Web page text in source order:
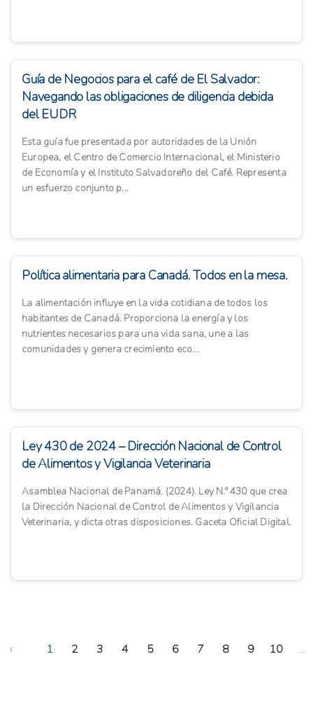
Guía de Negocios para el café de El Salvador:
Navegando las obligaciones de diligencia debida
del EUDR
Esta guía fue presentada por autoridades de la Unión
Europea, el Centro de Comercio Internacional, el Ministerio
de Economía y el Instituto Salvadoreño del Café. Representa
un esfuerzo conjunto p...
Política alimentaria para Canadá. Todos en la mesa.
La alimentación influye en la vida cotidiana de todos los
habitantes de Canadá. Proporciona la energía y los
nutrientes necesarios para una vida sana, une a las
comunidades y genera crecimiento eco...
Ley 430 de 2024 – Dirección Nacional de Control
de Alimentos y Vigilancia Veterinaria
Asamblea Nacional de Panamá. (2024). Ley N.º 430 que crea
la Dirección Nacional de Control de Alimentos y Vigilancia
Veterinaria, y dicta otras disposiciones. Gaceta Oficial Digital.
‹ 1 2 3 4 5 6 7 8 9 10 ...